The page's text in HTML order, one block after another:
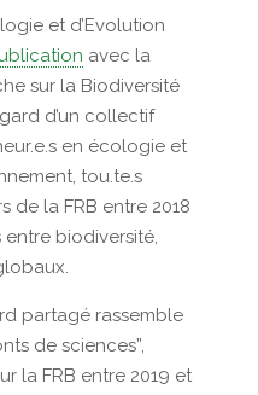
et d’Evolution
avec la
sur la Biodiversité
d’un collectif
en écologie et
tou.te.s
de la FRB entre 2018
entre biodiversité,
partagé rassemble
de sciences”,
la FRB entre 2019 et